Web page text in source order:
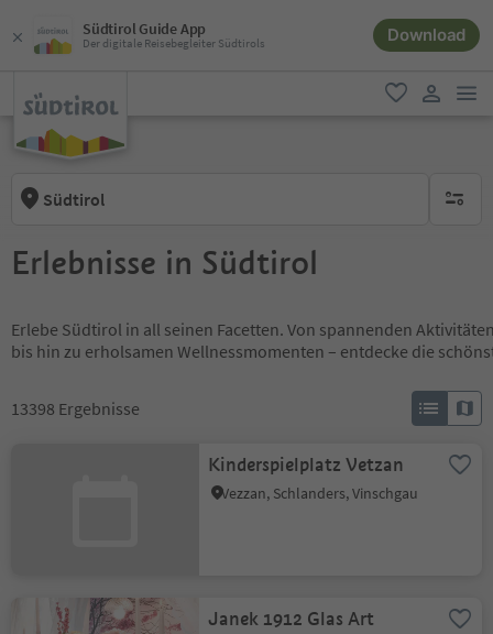
Südtirol Guide App
Der digitale Reisebegleiter Südtirols Download
favorit
Südtirol keine
Erlebnisse in Südtirol
Erlebe Südtirol in all seinen Facetten. Von spannenden
bis hin zu erholsamen Wellnessmomenten – entdecke die
13398 Ergebnisse
Kinderspielplatz Vetzan
Vezzan, Schlanders, Vinschgau
Janek 1912 Glas Art